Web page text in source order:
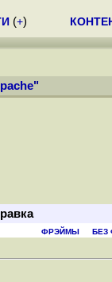
(+)
"
ФРЭЙМЫ БЕЗ